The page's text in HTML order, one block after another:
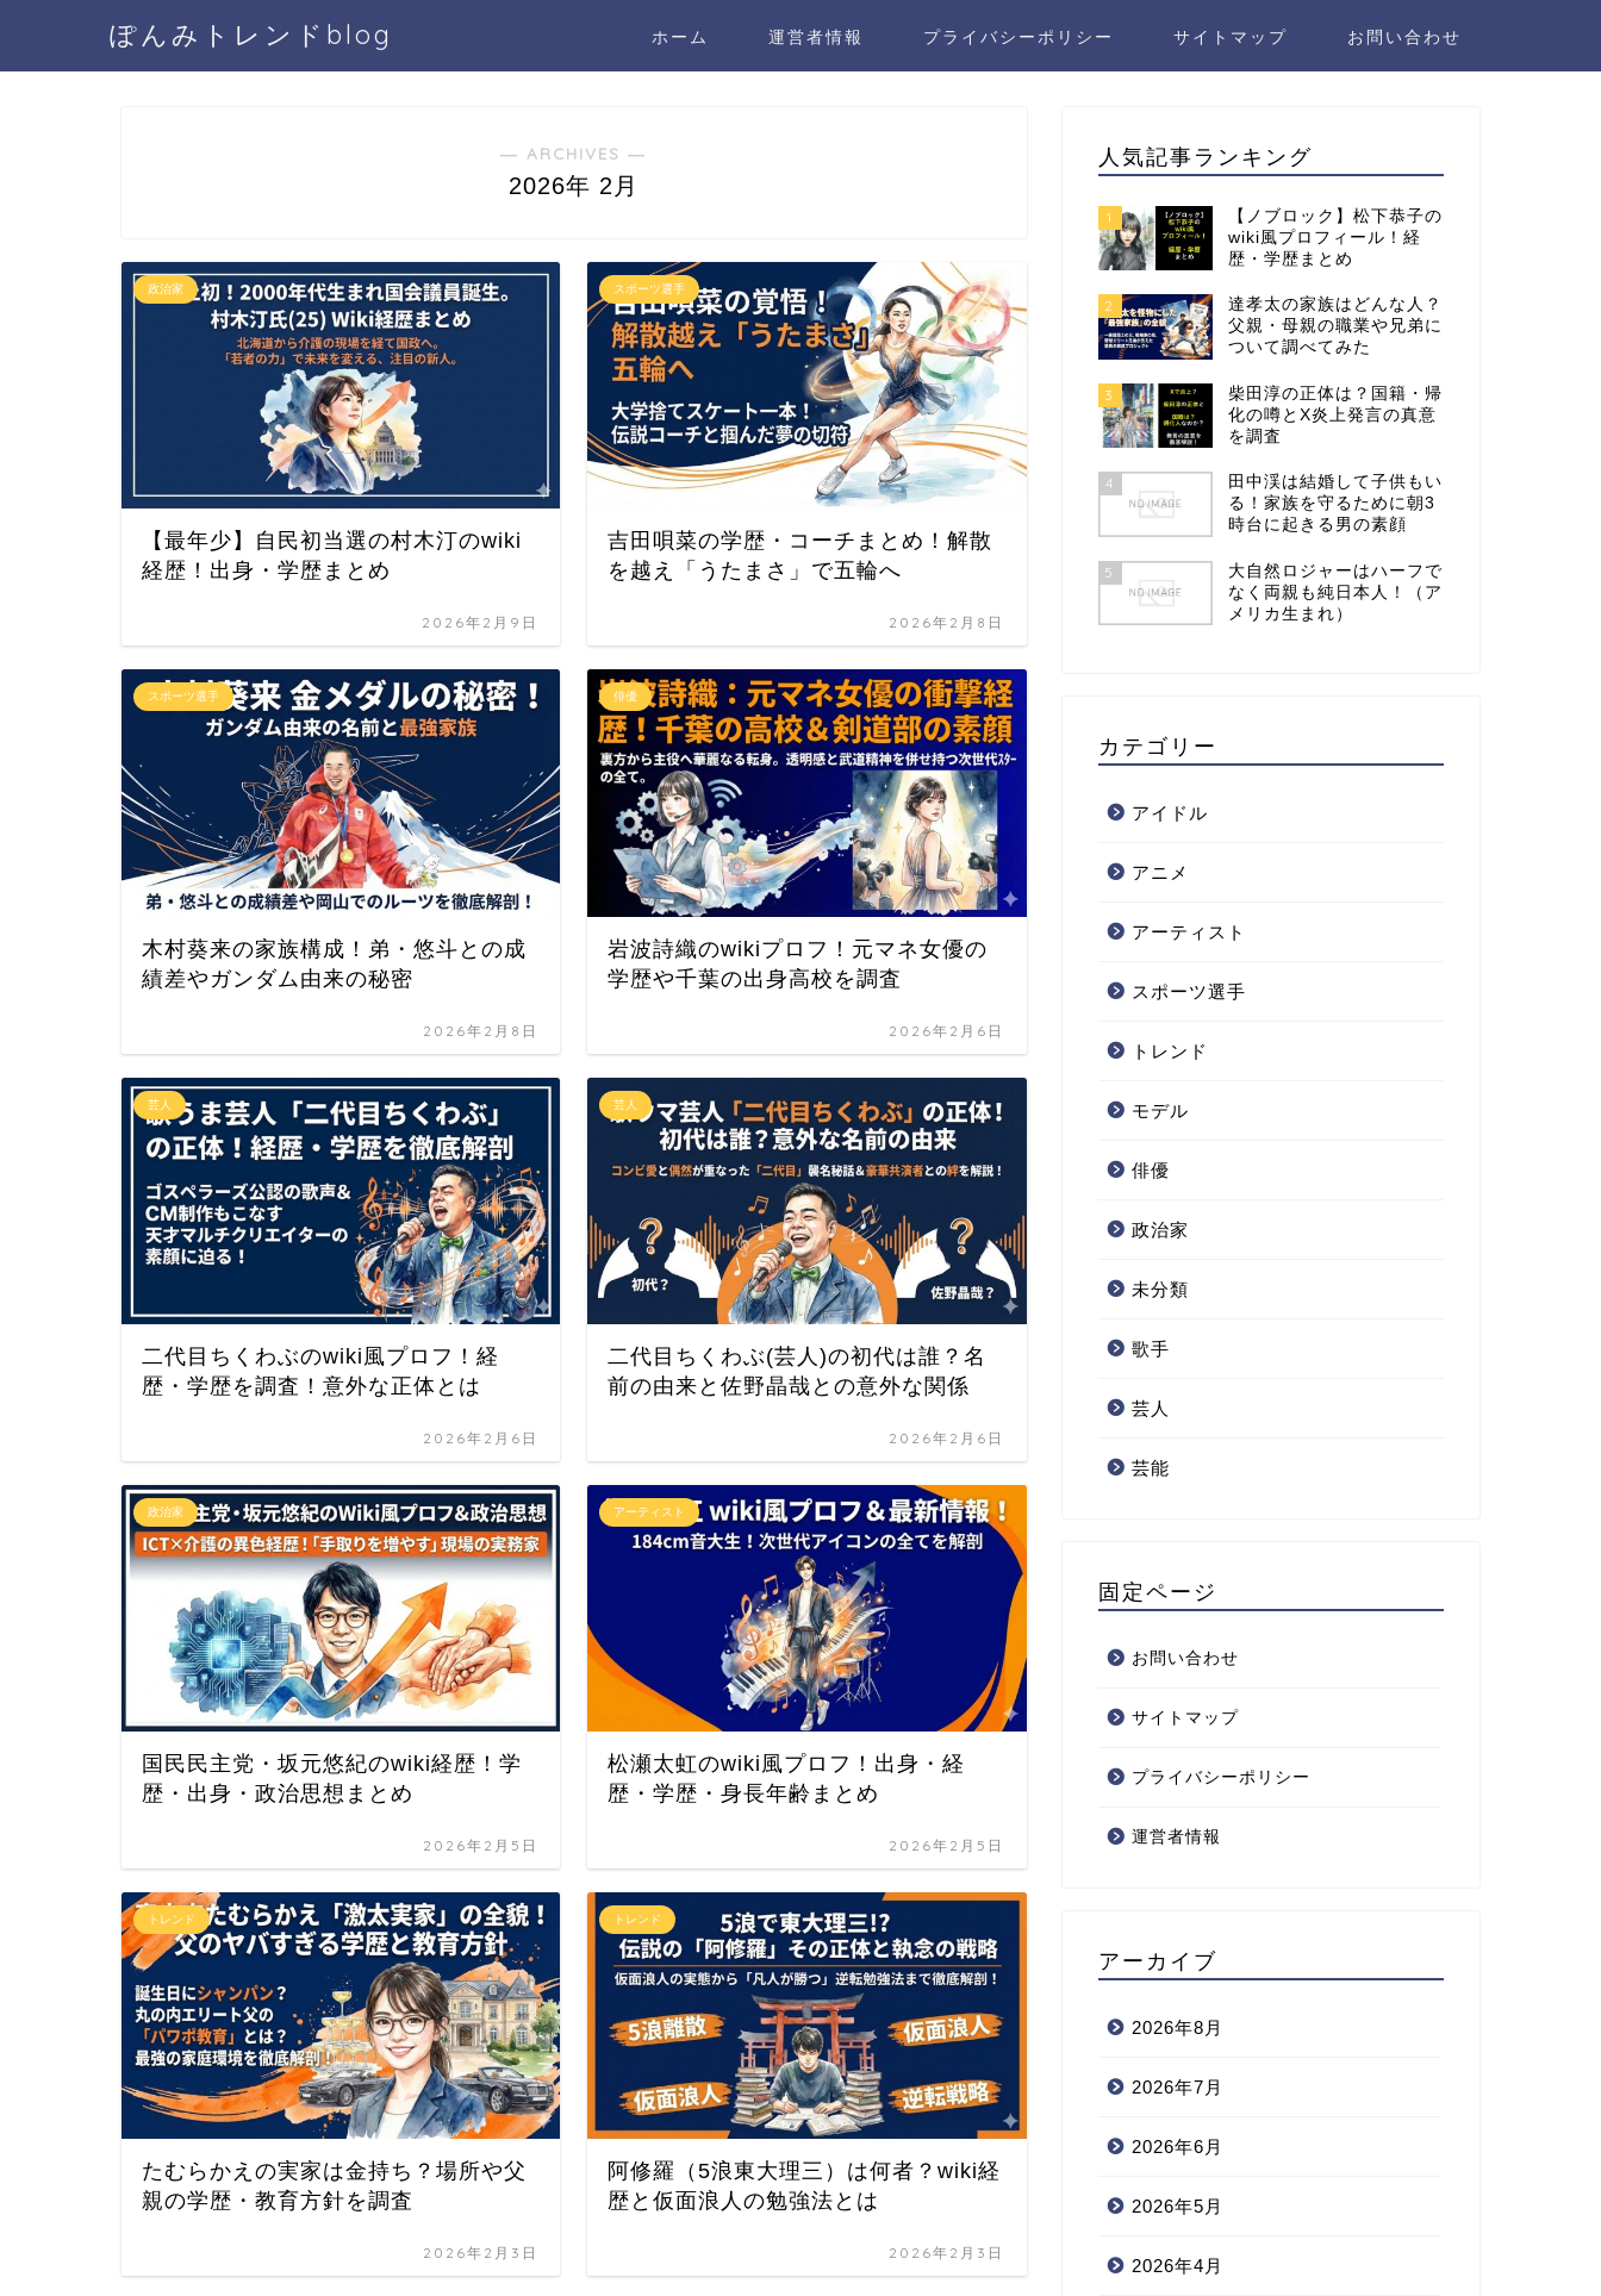
ぽんみトレンドblog ホーム 運営者情報 プライバシーポリシー サイトマップ お問い合わせ
― ARCHIVES ―
2026年 2月
政治家
【最年少】自民初当選の村木汀のwiki
経歴！出身・学歴まとめ
2026年2月9日
スポーツ選手
吉田唄菜の学歴・コーチまとめ！解散
を越え「うたまさ」で五輪へ
2026年2月8日
スポーツ選手
木村葵来の家族構成！弟・悠斗との成
績差やガンダム由来の秘密
2026年2月8日
俳優
岩波詩織のwikiプロフ！元マネ女優の
学歴や千葉の出身高校を調査
2026年2月6日
芸人
二代目ちくわぶのwiki風プロフ！経
歴・学歴を調査！意外な正体とは
2026年2月6日
芸人
二代目ちくわぶ(芸人)の初代は誰？名
前の由来と佐野晶哉との意外な関係
2026年2月6日
政治家
国民民主党・坂元悠紀のwiki経歴！学
歴・出身・政治思想まとめ
2026年2月5日
アーティスト
松瀬太虹のwiki風プロフ！出身・経
歴・学歴・身長年齢まとめ
2026年2月5日
トレンド
たむらかえの実家は金持ち？場所や父
親の学歴・教育方針を調査
2026年2月3日
トレンド
阿修羅（5浪東大理三）は何者？wiki経
歴と仮面浪人の勉強法とは
2026年2月3日
人気記事ランキング
1
【ノブロック】松下恭子の
wiki風プロフィール！経
歴・学歴まとめ
2
達孝太の家族はどんな人？
父親・母親の職業や兄弟に
ついて調べてみた
3
柴田淳の正体は？国籍・帰
化の噂とX炎上発言の真意
を調査
4
田中渓は結婚して子供もい
る！家族を守るために朝3
時台に起きる男の素顔
5
大自然ロジャーはハーフで
なく両親も純日本人！（ア
メリカ生まれ）
カテゴリー
アイドル
アニメ
アーティスト
スポーツ選手
トレンド
モデル
俳優
政治家
未分類
歌手
芸人
芸能
固定ページ
お問い合わせ
サイトマップ
プライバシーポリシー
運営者情報
アーカイブ
2026年8月
2026年7月
2026年6月
2026年5月
2026年4月